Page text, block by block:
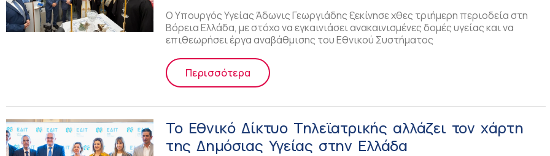
Ο Υπουργός Υγείας Άδωνις Γεωργιάδης ξεκίνησε χθες τριήμερη περιοδεία στη
Βόρεια Ελλάδα, με στόχο να εγκαινιάσει ανακαινισμένες δομές υγείας και να
επιθεωρήσει έργα αναβάθμισης του Εθνικού Συστήματος
Περισσότερα
Το Εθνικό Δίκτυο Τηλεϊατρικής αλλάζει τον χάρτη
της Δημόσιας Υγείας στην Ελλάδα